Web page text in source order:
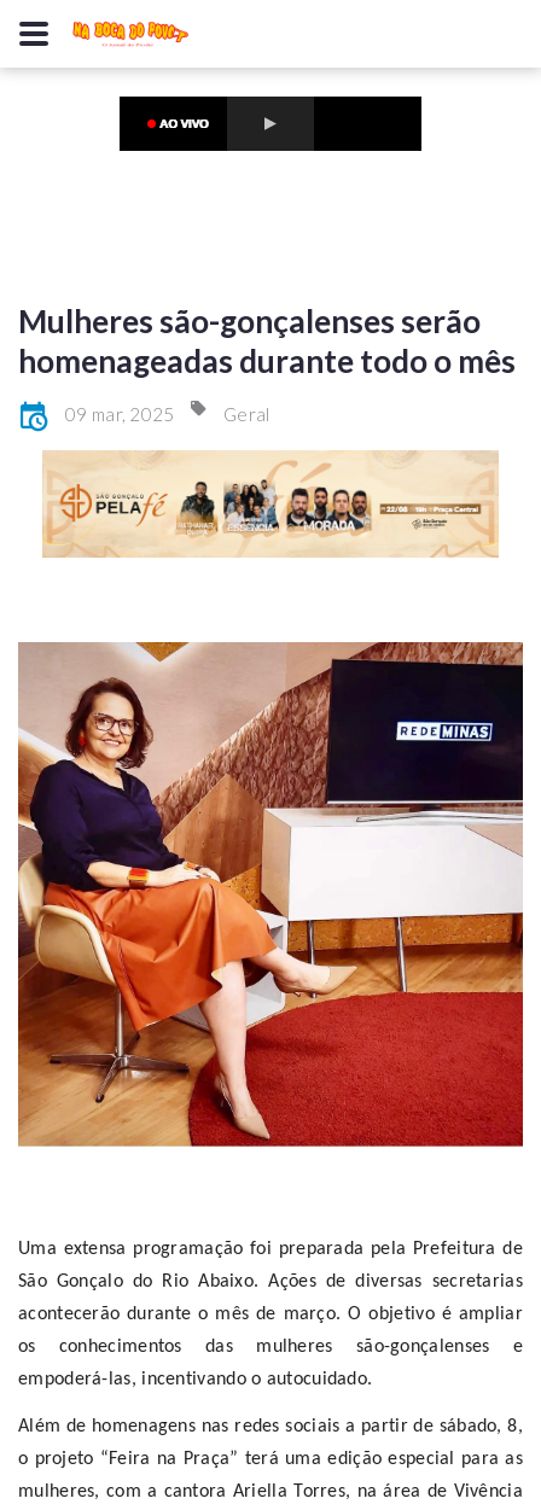
Mulheres são-gonçalenses serão
homenageadas durante todo o mês
09 mar, 2025 Geral
Uma extensa programação foi preparada pela Prefeitura de
São Gonçalo do Rio Abaixo. Ações de diversas secretarias
acontecerão durante o mês de março. O objetivo é ampliar
os conhecimentos das mulheres são-gonçalenses e
empoderá-las, incentivando o autocuidado.
Além de homenagens nas redes sociais a partir de sábado, 8,
o projeto “Feira na Praça” terá uma edição especial para as
mulheres, com a cantora Ariella Torres, na área de Vivência